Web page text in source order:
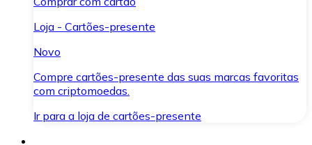
Loja - Cartões-presente
Novo
Compre cartões-presente das suas marcas favoritas
com criptomoedas.
Ir para a loja de cartões-presente